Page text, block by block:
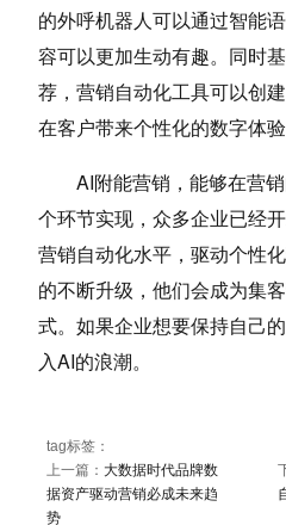
的外呼机器人可以通过智能
容可以更加生动有趣。同时
荐，营销自动化工具可以创
在客户带来个性化的数字体验
AI附能营销，能够在营
个环节实现，众多企业已经
营销自动化水平，驱动个性
的不断升级，他们会成为集
式。如果企业想要保持自己
入AI的浪潮。
tag标签：
上一篇： 大数据时代品牌数
据资产驱动营销必成未来趋
势